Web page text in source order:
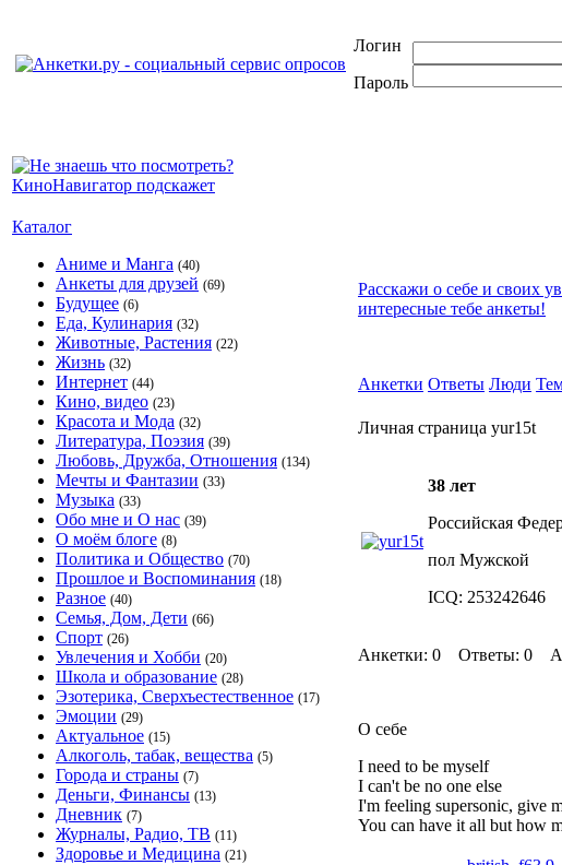
Логин
Пароль
Каталог
Аниме и Манга (40)
Анкеты для друзей (69)
Будущее (6)
Еда, Кулинария (32)
Животные, Растения (22)
Жизнь (32)
Интернет (44)
Кино, видео (23)
Красота и Мода (32)
Литература, Поэзия (39)
Любовь, Дружба, Отношения (134)
Мечты и Фантазии (33)
Музыка (33)
Обо мне и О нас (39)
О моём блоге (8)
Политика и Общество (70)
Прошлое и Воспоминания (18)
Разное (40)
Семья, Дом, Дети (66)
Спорт (26)
Увлечения и Хобби (20)
Школа и образование (28)
Эзотерика, Сверхъестественное (17)
Эмоции (29)
Актуальное (15)
Алкоголь, табак, вещества (5)
Города и страны (7)
Деньги, Финансы (13)
Дневник (7)
Журналы, Радио, ТВ (11)
Здоровье и Медицина (21)
Расскажи о себе и своих
интересные тебе анкеты!
Анкетки Ответы Люди
Личная страница yur15t
38 лет
Российская
пол Мужской
ICQ: 253242646
Анкетки: 0 Ответы: 0
О себе
I need to be myself
I can't be no one else
I'm feeling supersonic, give
You can have it all but how